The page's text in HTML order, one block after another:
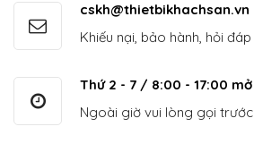
cskh@thietbikhachsan.vn
Khiếu nại, bảo hành, hỏi đáp
Thứ 2 - 7 / 8:00 - 17:00
Ngoài giờ vui lòng gọi trước